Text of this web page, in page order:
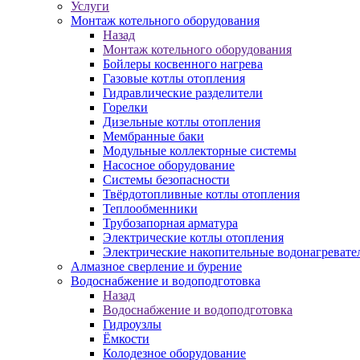
Услуги
Монтаж котельного оборудования
Назад
Монтаж котельного оборудования
Бойлеры косвенного нагрева
Газовые котлы отопления
Гидравлические разделители
Горелки
Дизельные котлы отопления
Мембранные баки
Модульные коллекторные системы
Насосное оборудование
Системы безопасности
Твёрдотопливные котлы отопления
Теплообменники
Трубозапорная арматура
Электрические котлы отопления
Электрические накопительные
Алмазное сверление и бурение
Водоснабжение и водоподготовка
Назад
Водоснабжение и водоподготовка
Гидроузлы
Ёмкости
Колодезное оборудование